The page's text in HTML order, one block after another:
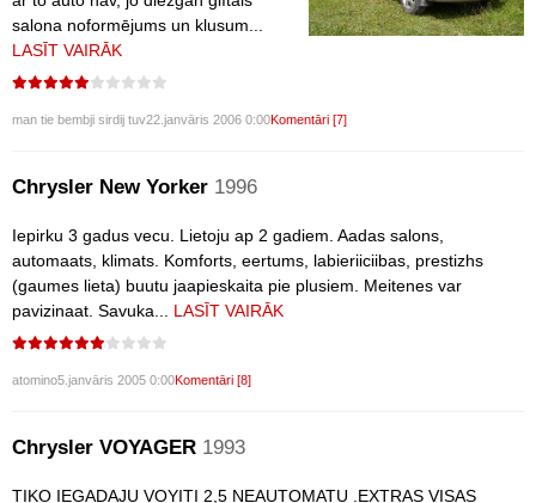
salona noformējums un klusum...
LASĪT VAIRĀK
man tie bembji sirdij tuv22.janvāris 2006 0:00Komentāri [7]
Chrysler New Yorker 1996
Iepirku 3 gadus vecu. Lietoju ap 2 gadiem. Aadas salons,
automaats, klimats. Komforts, eertums, labieriiciibas, prestizhs
(gaumes lieta) buutu jaapieskaita pie plusiem. Meitenes var
pavizinaat. Savuka... LASĪT VAIRĀK
atomino5.janvāris 2005 0:00Komentāri [8]
Chrysler VOYAGER 1993
TIKO IEGADAJU VOYITI 2,5 NEAUTOMATU .EXTRAS VISAS